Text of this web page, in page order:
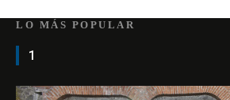
LO MÁS POPULAR
1